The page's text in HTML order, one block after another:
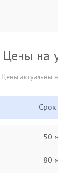
Цены на
Цены актуальны
Срок
50
80